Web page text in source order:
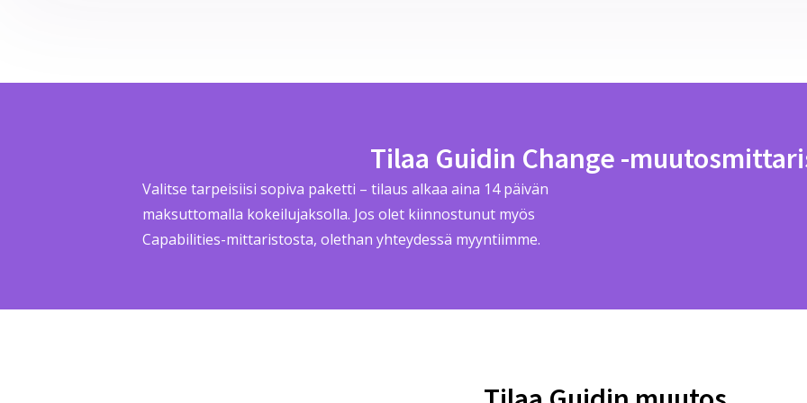
Tilaa Guidin Change -
Valitse tarpeisiisi sopiva paketti – tilaus alkaa aina 14 päivän
maksuttomalla kokeilujaksolla. Jos olet kiinnostunut myös
Capabilities-mittaristosta, olethan yhteydessä myyntiimme.